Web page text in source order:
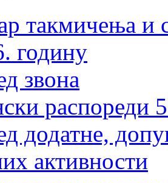
такмичења
годину
звона
распореди
додатне,
активности